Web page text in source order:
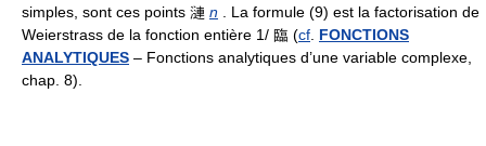
simples, sont ces points 漣 n . La formule (9) est la factorisation de
Weierstrass de la fonction entière 1/ 臨 (cf. FONCTIONS
ANALYTIQUES – Fonctions analytiques d’une variable complexe,
chap. 8).